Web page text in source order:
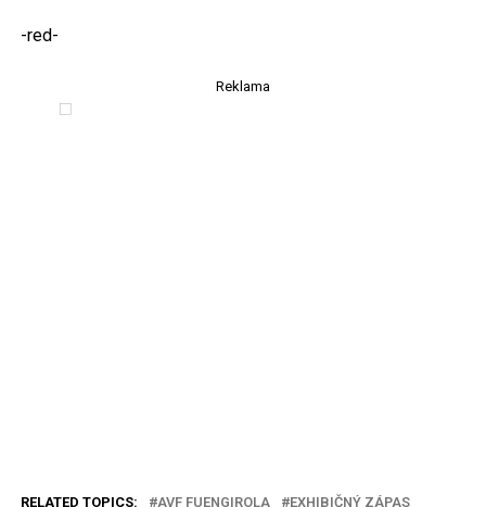
-red-
Reklama
RELATED TOPICS: AVF FUENGIROLA
EXHIBIČNÝ ZÁPAS